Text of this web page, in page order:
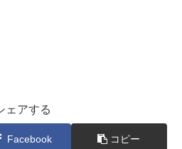
ェアする
Facebook コピー